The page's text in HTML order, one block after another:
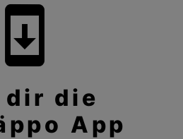
system_update
dir die
App